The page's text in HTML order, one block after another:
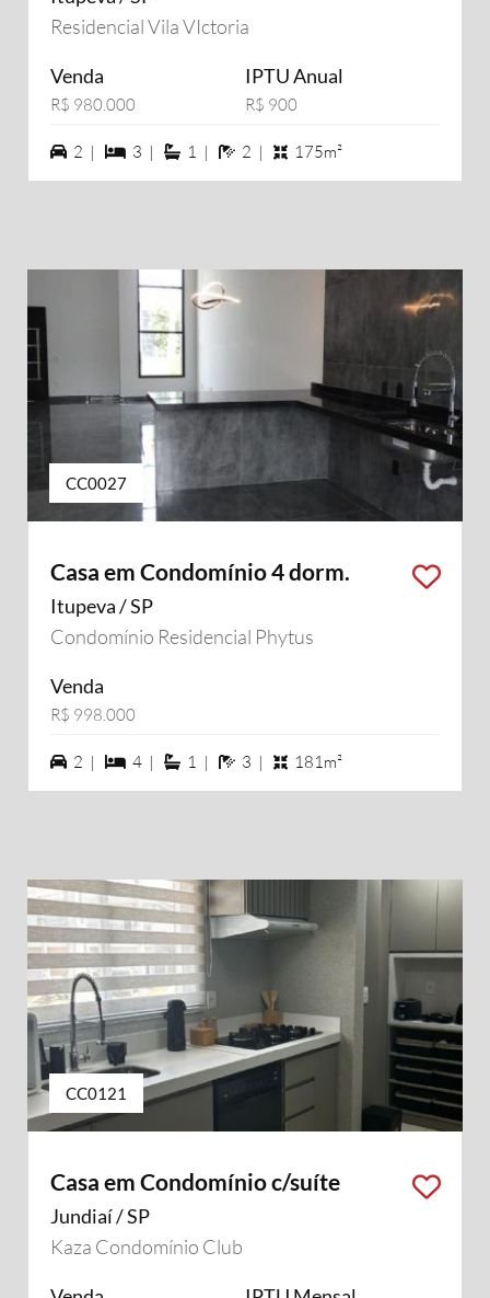
Residencial Vila VIctoria
Venda
R$ 980.000
IPTU Anual
R$ 900
2 vagas na garagem
2 | 3 dormiórios
3 | 1 suítes
1 | 2 banheiros
2 | 175m²
CC0027
Casa em Condomínio 4 dorm.
Itupeva / SP
Condomínio Residencial Phytus
Venda
R$ 998.000
2 vagas na garagem
2 | 4 dormiórios
4 | 1 suítes
1 | 3 banheiros
3 | 181m²
CC0121
Casa em Condomínio c/suíte
Jundiaí / SP
Kaza Condomínio Club